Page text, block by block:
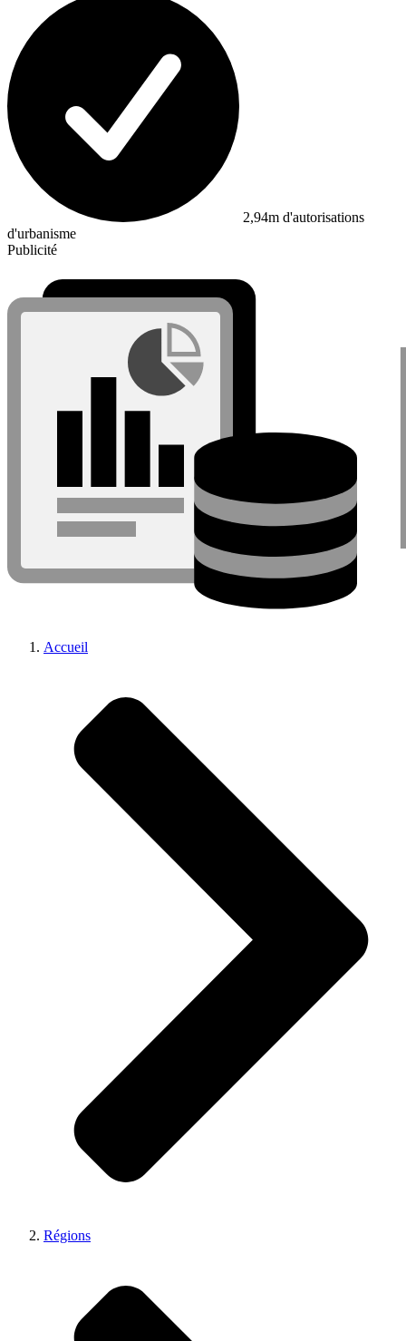
2,94m d'autorisations
d'urbanisme
Publicité
Accueil
Régions